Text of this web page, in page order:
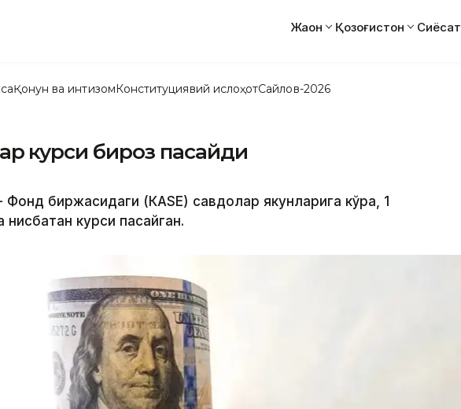
Жаҳон Қозоғистон Сиёсат
Қонун ва интизомКонституциявий ислоҳотСайлов-2026
курси бироз пасайди
Фонд биржасидаги (КАSE) савдолар якунларига кўра, 1
нисбатан курси пасайган.